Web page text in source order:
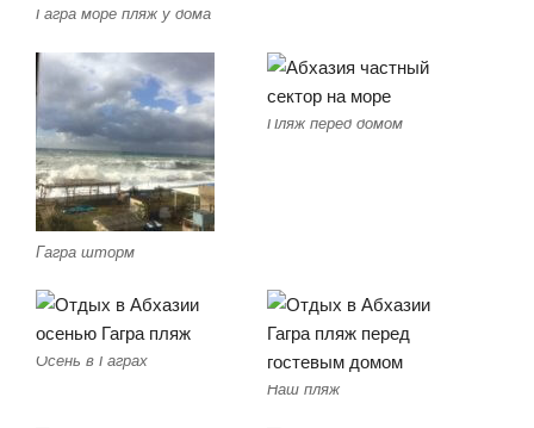
Гагра море пляж у дома
Гагра шторм
Пляж перед домом
Осень в Гаграх
Наш пляж